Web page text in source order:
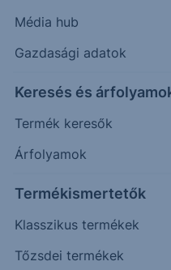
Média hub
Gazdasági adatok
Keresés és
Termék keresők
Árfolyamok
Termékismertetők
Klasszikus termékek
Tőzsdei termékek
Az elmúlt időszakban